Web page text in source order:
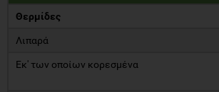
Θερμίδες
Λιπαρά
Εκ' των οποίων κορεσμένα